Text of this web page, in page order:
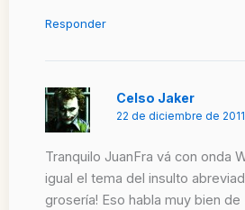
Responder
Celso Jaker
22 de diciembre de
Tranquilo JuanFra vá con onda
igual el tema del insulto
grosería! Eso habla muy bien de